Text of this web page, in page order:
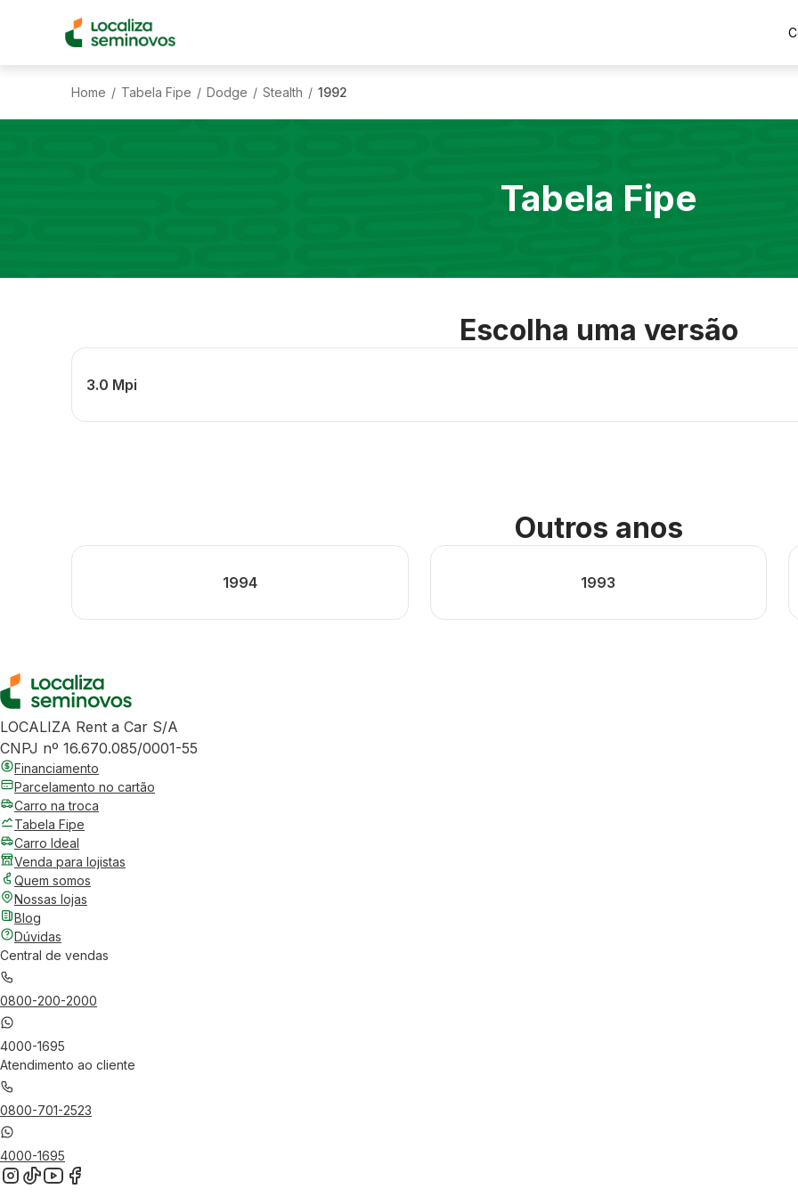
Home / Tabela Fipe / Dodge / Stealth / 1992
Tabela Fipe
Escolha uma versão
3.0 Mpi
Outros anos
1994 1993
LOCALIZA Rent a Car S/A
CNPJ nº 16.670.085/0001-55
Financiamento
Parcelamento no cartão
Carro na troca
Tabela Fipe
Carro Ideal
Venda para lojistas
Quem somos
Nossas lojas
Blog
Dúvidas
Central de vendas
0800-200-2000
4000-1695
Atendimento ao cliente
0800-701-2523
4000-1695